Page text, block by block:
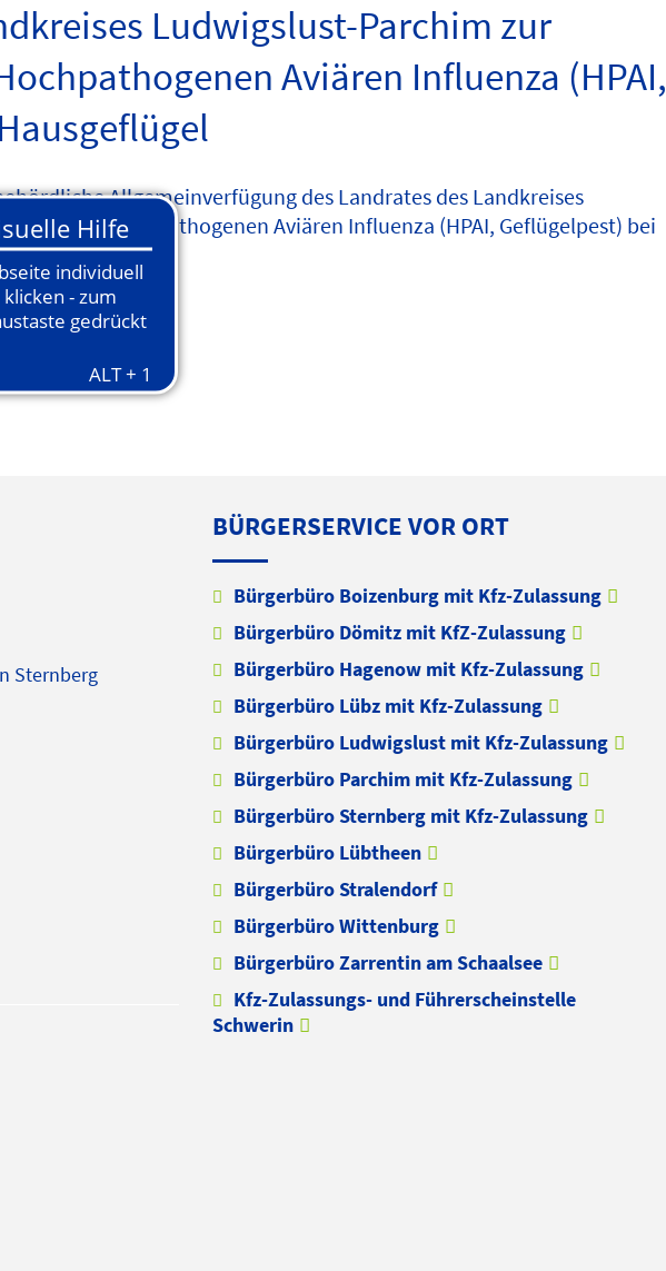
Ludwigslust-Parchim zur
Aviären Influenza (HPAI,
Allgemeinverfügung des Landrates des Landkreises
der Hochpathogenen Aviären Influenza (HPAI, Geflügelpest) bei
Sternberg
BÜRGERSERVICE VOR ORT
Bürgerbüro Boizenburg mit Kfz-Zulassung
Bürgerbüro Dömitz mit KfZ-Zulassung
Bürgerbüro Hagenow mit Kfz-Zulassung
Bürgerbüro Lübz mit Kfz-Zulassung
Bürgerbüro Ludwigslust mit Kfz-Zulassung
Bürgerbüro Parchim mit Kfz-Zulassung
Bürgerbüro Sternberg mit Kfz-Zulassung
Bürgerbüro Lübtheen
Bürgerbüro Stralendorf
Bürgerbüro Wittenburg
Bürgerbüro Zarrentin am Schaalsee
Kfz-Zulassungs- und Führerscheinstelle
Schwerin